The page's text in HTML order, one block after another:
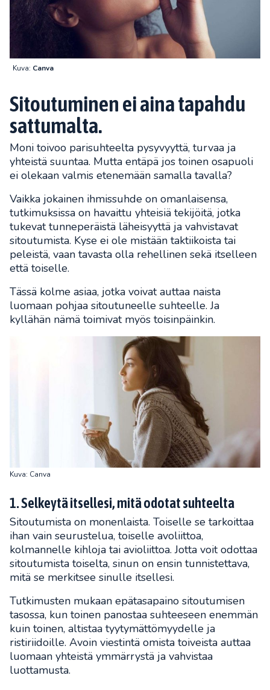
Kuva: Canva
Sitoutuminen ei aina tapahdu
sattumalta.
Moni toivoo parisuhteelta pysyvyyttä, turvaa ja
yhteistä suuntaa. Mutta entäpä jos toinen osapuoli
ei olekaan valmis etenemään samalla tavalla?
Vaikka jokainen ihmissuhde on omanlaisensa,
tutkimuksissa on havaittu yhteisiä tekijöitä, jotka
tukevat tunneperäistä läheisyyttä ja vahvistavat
sitoutumista. Kyse ei ole mistään taktiikoista tai
peleistä, vaan tavasta olla rehellinen sekä itselleen
että toiselle.
Tässä kolme asiaa, jotka voivat auttaa naista
luomaan pohjaa sitoutuneelle suhteelle. Ja
kyllähän nämä toimivat myös toisinpäinkin.
Kuva: Canva
1. Selkeytä itsellesi, mitä odotat suhteelta
Sitoutumista on monenlaista. Toiselle se tarkoittaa
ihan vain seurustelua, toiselle avoliittoa,
kolmannelle kihloja tai avioliittoa. Jotta voit odottaa
sitoutumista toiselta, sinun on ensin tunnistettava,
mitä se merkitsee sinulle itsellesi.
Tutkimusten mukaan epätasapaino sitoutumisen
tasossa, kun toinen panostaa suhteeseen enemmän
kuin toinen, altistaa tyytymättömyydelle ja
ristiriidoille. Avoin viestintä omista toiveista auttaa
luomaan yhteistä ymmärrystä ja vahvistaa
luottamusta.